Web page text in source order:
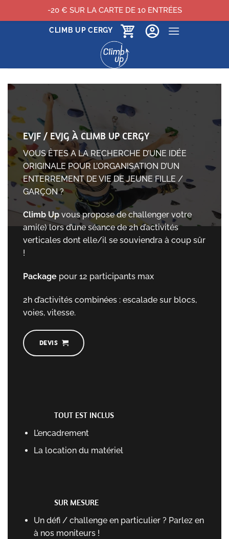
CLIMB UP CERGY
EVJF / EVJG À CLIMB UP CERGY
VOUS ÊTES A LA RECHERCHE D’UNE IDÉE
ORIGINALE POUR L’ORGANISATION D’UN
ENTERREMENT DE VIE DE JEUNE FILLE /
GARÇON ?
Climb Up vous propose de challenger votre
ami(e) lors d’une séance de 2h d’activités
verticales dont elle/il se souviendra à coup sûr
!
Package pour 12 participants max
2h d’activités combinées : escalade sur blocs,
voies, vitesse.
DEVIS
TOUT EST INCLUS
L’encadrement
La location du matériel
SUR MESURE
Un défi / challenge en particulier ? Parlez en
à nos moniteurs !
-20 € SUR LA CARTE DE 10 ENTRÉES